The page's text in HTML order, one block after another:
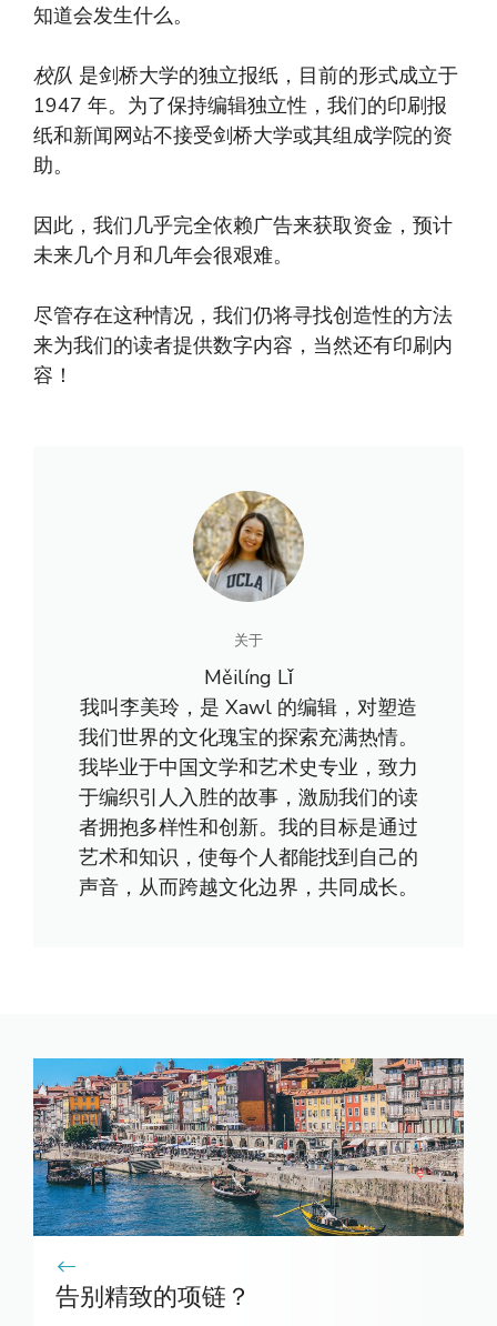
知道会发生什么。
校队 是剑桥大学的独立报纸，目前的形式成立于
1947 年。为了保持编辑独立性，我们的印刷报
纸和新闻网站不接受剑桥大学或其组成学院的资
助。
因此，我们几乎完全依赖广告来获取资金，预计
未来几个月和几年会很艰难。
尽管存在这种情况，我们仍将寻找创造性的方法
来为我们的读者提供数字内容，当然还有印刷内
容！
关于
Měilíng Lǐ
我叫李美玲，是 Xawl 的编辑，对塑造
我们世界的文化瑰宝的探索充满热情。
我毕业于中国文学和艺术史专业，致力
于编织引人入胜的故事，激励我们的读
者拥抱多样性和创新。我的目标是通过
艺术和知识，使每个人都能找到自己的
声音，从而跨越文化边界，共同成长。
告别精致的项链？